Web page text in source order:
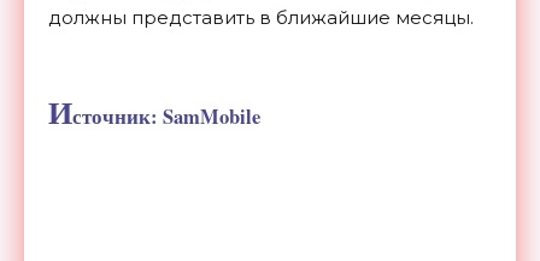
должны представить в ближайшие месяцы.
Источник: SamMobile